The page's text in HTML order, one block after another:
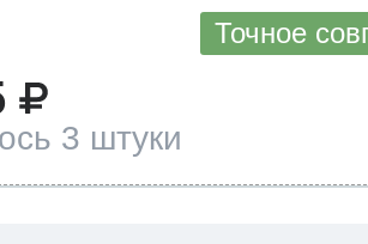
Точное
3 штуки